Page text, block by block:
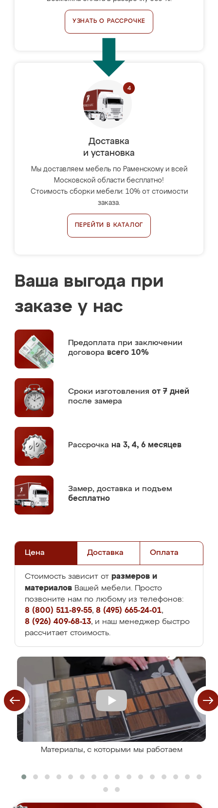
УЗНАТЬ О РАССРОЧКЕ
Доставка
и установка
Мы доставляем мебель по Раменскому и всей
Московской области бесплатно!
Стоимость сборки мебели: 10% от стоимости
заказа.
ПЕРЕЙТИ В КАТАЛОГ
Ваша выгода при
заказе у нас
Предоплата при заключении
договора всего 10%
Сроки изготовления от 7 дней
после замера
Рассрочка на 3, 4, 6 месяцев
Замер, доставка и подъем
бесплатно
Цена Доставка Оплата
Стоимость зависит от размеров и
материалов Вашей мебели. Просто
позвоните нам по любому из телефонов:
8 (800) 511-89-55, 8 (495) 665-24-01,
8 (926) 409-68-13, и наш менеджер быстро
рассчитает стоимость.
Материалы, с которыми мы работаем